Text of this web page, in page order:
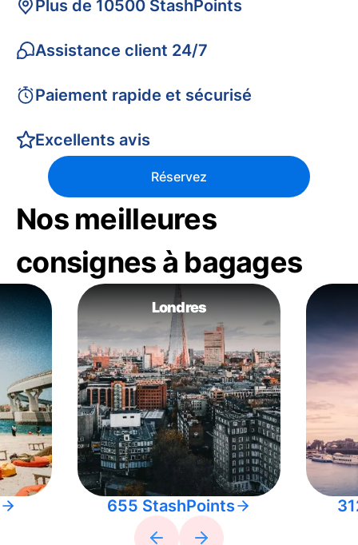
Plus de 10500 StashPoints
Assistance client 24/7
Paiement rapide et sécurisé
Excellents avis
Réservez
Nos meilleures
consignes à bagages
Londres
655 StashPoints